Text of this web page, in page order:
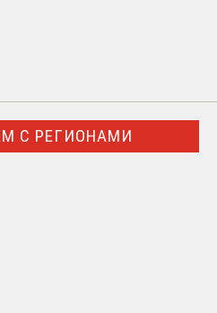
С РЕГИОНАМИ